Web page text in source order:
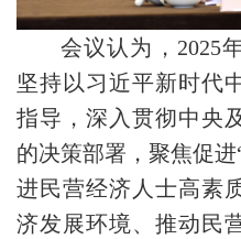
会议认为，2025
坚持以习近平新时代
指导，深入贯彻中央
的决策部署，聚焦促
进民营经济人士高素
济发展环境、推动民